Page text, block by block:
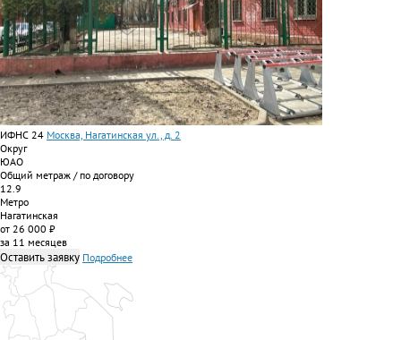
ИФНС 24 Москва, Нагатинская ул., д. 2
Округ
ЮАО
Общий метраж / по договору
12.9
Метро
Нагатинская
от 26 000 ₽
за 11 месяцев
Оставить заявку Подробнее